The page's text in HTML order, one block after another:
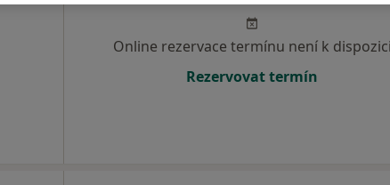
Online rezervace termínu není k dispozici
Rezervovat termín